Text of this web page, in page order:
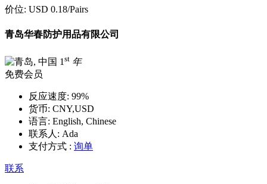
价位: USD 0.18/Pairs
青岛华春防护用品有限公司
1 st 年
免费会员
反应速度: 99%
货币: CNY,USD
语言: English, Chinese
联系人: Ada
支付方式 : 询单
联系